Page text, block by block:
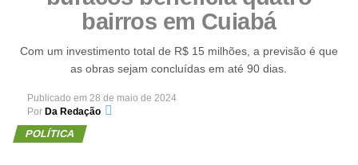
bairros em Cuiabá
Com um investimento total de R$ 15 milhões, a previsão é que
as obras sejam concluídas em até 90 dias.
Publicado em 28 de maio de 2024
Por Da Redação
POLÍTICA